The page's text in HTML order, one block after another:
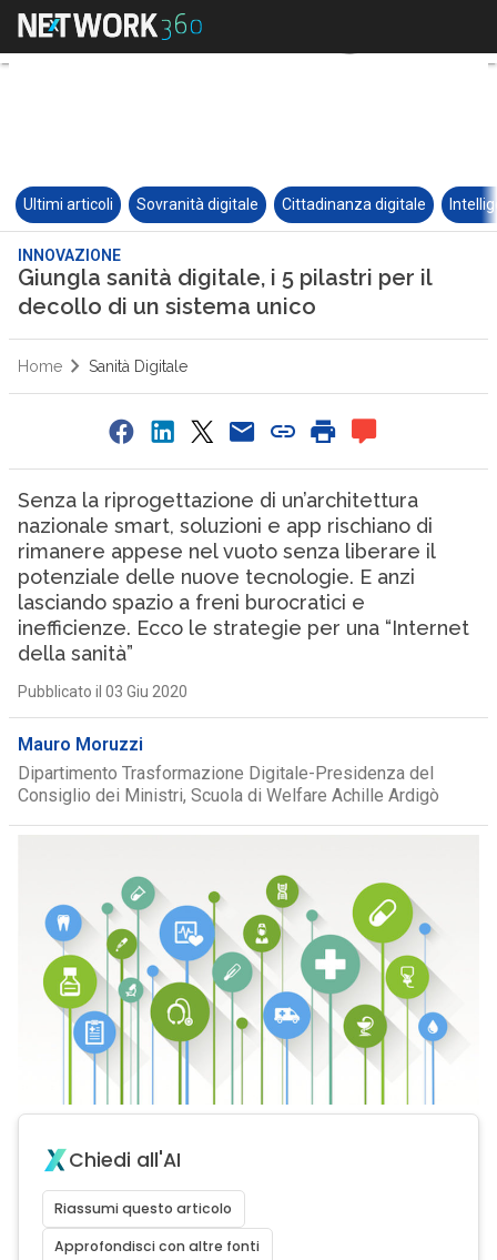
Ultimi articoli Sovranità digitale Cittadinanza digitale
INNOVAZIONE
Giungla sanità digitale, i 5 pilastri per il
decollo di un sistema unico
Home Sanità Digitale
Senza la riprogettazione di un’architettura
nazionale smart, soluzioni e app rischiano di
rimanere appese nel vuoto senza liberare il
potenziale delle nuove tecnologie. E anzi
lasciando spazio a freni burocratici e
inefficienze. Ecco le strategie per una “Internet
della sanità”
Pubblicato il 03 Giu 2020
Mauro Moruzzi
Dipartimento Trasformazione Digitale-Presidenza del
Consiglio dei Ministri, Scuola di Welfare Achille Ardigò
Chiedi all'AI
Riassumi questo articolo
Approfondisci con altre fonti